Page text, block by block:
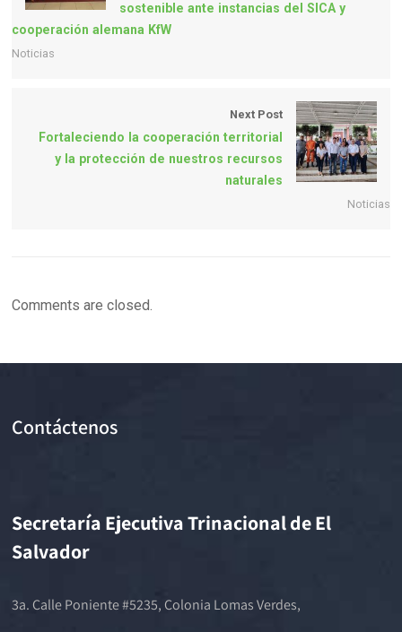
sostenible ante instancias del SICA y
cooperación alemana KfW
Noticias
Next Post
Fortaleciendo la cooperación territorial
y la protección de nuestros recursos
naturales
Noticias
Comments are closed.
Contáctenos
Secretaría Ejecutiva Trinacional de El
Salvador
3a. Calle Poniente #5235, Colonia Lomas Verdes,